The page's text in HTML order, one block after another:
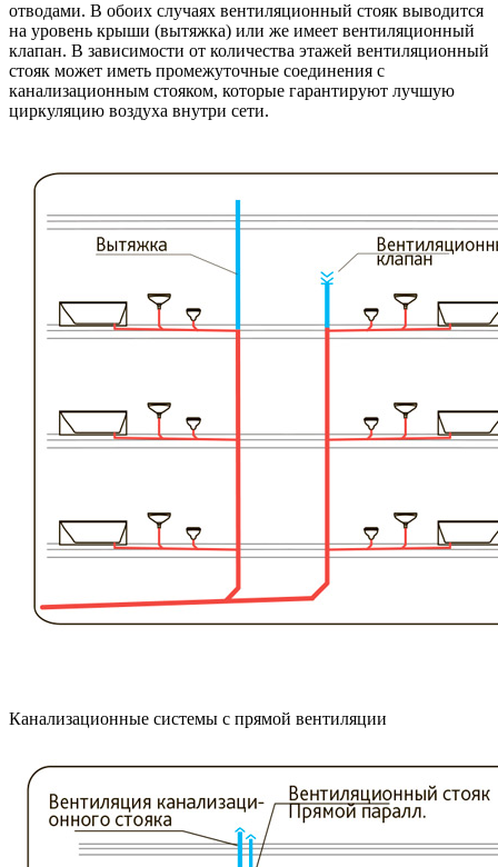
отводами. В обоих случаях вентиляционный стояк выводится
на уровень крыши (вытяжка) или же имеет вентиляционный
клапан. В зависимости от количества этажей вентиляционный
стояк может иметь промежуточные соединения с
канализационным стояком, которые гарантируют лучшую
циркуляцию воздуха внутри сети.
Канализационные системы с прямой вентиляции